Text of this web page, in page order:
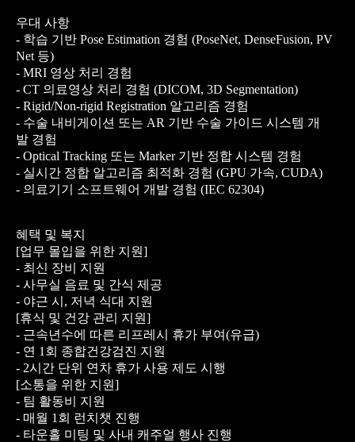
우대 사항
- 학습 기반 Pose Estimation 경험 (PoseNet, DenseFusion, PV
Net 등)
- MRI 영상 처리 경험
- CT 의료영상 처리 경험 (DICOM, 3D Segmentation)
- Rigid/Non-rigid Registration 알고리즘 경험
- 수술 내비게이션 또는 AR 기반 수술 가이드 시스템 개
발 경험
- Optical Tracking 또는 Marker 기반 정합 시스템 경험
- 실시간 정합 알고리즘 최적화 경험 (GPU 가속, CUDA)
- 의료기기 소프트웨어 개발 경험 (IEC 62304)
혜택 및 복지
[업무 몰입을 위한 지원]
- 최신 장비 지원
- 사무실 음료 및 간식 제공
- 야근 시, 저녁 식대 지원
[휴식 및 건강 관리 지원]
- 근속년수에 따른 리프레시 휴가 부여(유급)
- 연 1회 종합건강검진 지원
- 2시간 단위 연차 휴가 사용 제도 시행
[소통을 위한 지원]
- 팀 활동비 지원
- 매월 1회 런치챗 진행
- 타운홀 미팅 및 사내 캐주얼 행사 진행